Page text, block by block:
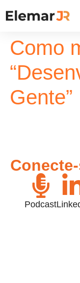
Como
Gente”
Podcast